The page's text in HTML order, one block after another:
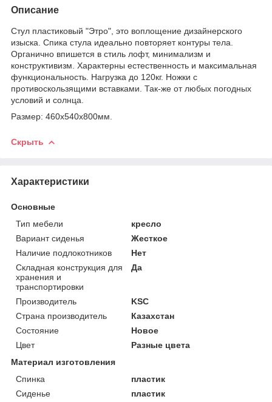
Описание
Стул пластиковый "Этро", это воплощение дизайнерского
изыска. Спика стула идеально повторяет контуры тела.
Органично впишется в стиль лофт, минимализм и
конструктивизм. Характерны естественность и максимальная
функциональность. Нагрузка до 120кг. Ножки с
противоскользящими вставками. Так-же от любых погодных
условий и солнца.
Размер: 460х540х800мм.
Скрыть
Характеристики
Основные
Тип мебели
кресло
Вариант сиденья
Жесткое
Наличие подлокотников
Нет
Складная конструкция для
хранения и
транспортировки
Да
Производитель
KSC
Страна производитель
Казахстан
Состояние
Новое
Цвет
Разные цвета
Материал изготовления
Спинка
пластик
Сиденье
пластик